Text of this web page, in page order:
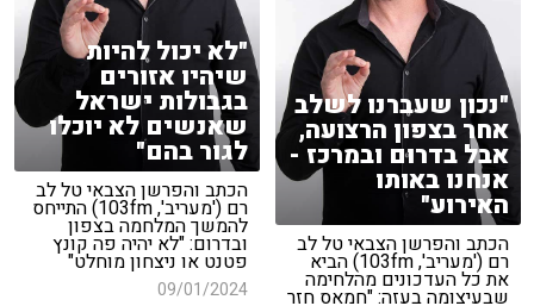
"לא יכול להיות
שיהיו אזורים
בגבולות ישראל
שאנשים לא יוכלו
לגור בהם"
הכתב והפרשן הצבאי טל לב
רם ('מעריב', 103fm) התייחס
להמשך המלחמה בצפון
ובדרום: "לא יהיה פה קונץ
פטנט או ניצחון מוחלט"
09/01/2024
"נכון שעברנו לשלב
אחר בצפון הרצועה,
אבל בדרום ובמרכז -
אנחנו באותו
האירוע"
הכתב והפרשן הצבאי טל לב
רם ('מעריב', 103fm) הביא
את כל העדכונים מהלחימה
שבעיצומה בעזה: "חמאס חזר